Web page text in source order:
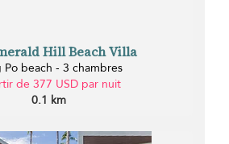
Hill Beach Villa
Po beach - 3 chambres
de 377 USD par nuit
0.1 km